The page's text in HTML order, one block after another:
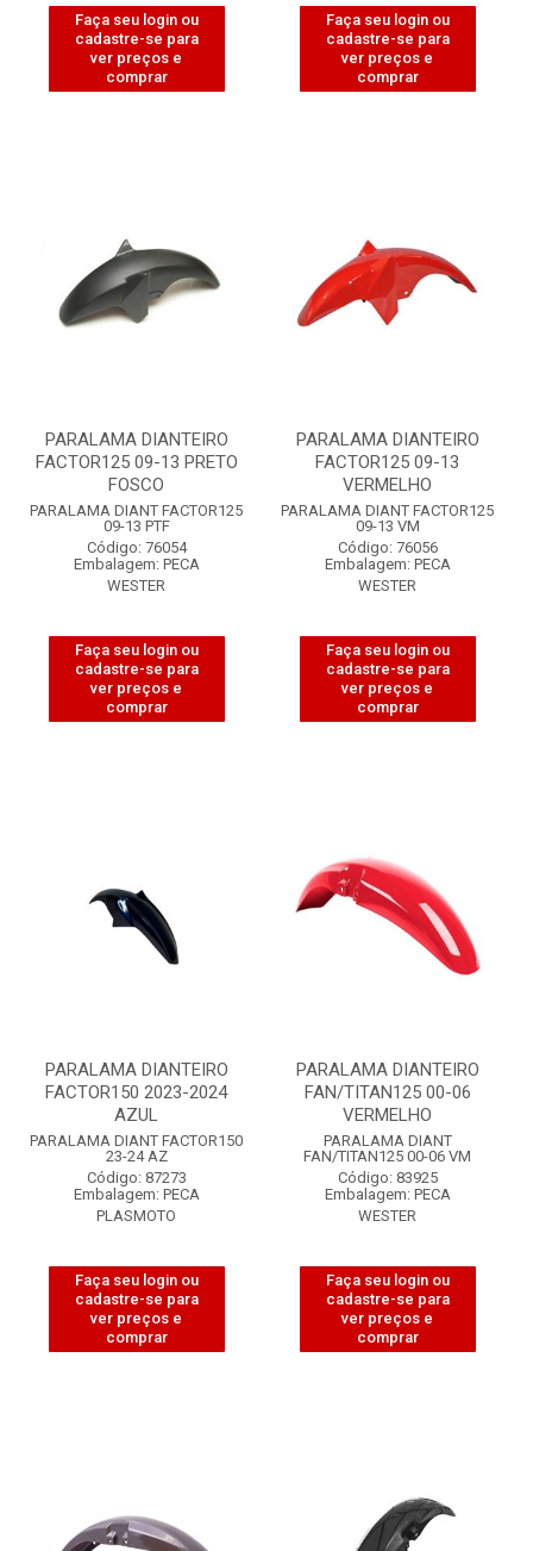
Faça seu login ou
cadastre-se para
ver preços e
comprar
Faça seu login ou
cadastre-se para
ver preços e
comprar
PARALAMA DIANTEIRO
FACTOR125 09-13 PRETO
FOSCO
PARALAMA DIANT FACTOR125
09-13 PTF
Código: 76054
Embalagem: PECA
WESTER
Faça seu login ou
cadastre-se para
ver preços e
comprar
PARALAMA DIANTEIRO
FACTOR125 09-13
VERMELHO
PARALAMA DIANT FACTOR125
09-13 VM
Código: 76056
Embalagem: PECA
WESTER
Faça seu login ou
cadastre-se para
ver preços e
comprar
PARALAMA DIANTEIRO
FACTOR150 2023-2024
AZUL
PARALAMA DIANT FACTOR150
23-24 AZ
Código: 87273
Embalagem: PECA
PLASMOTO
Faça seu login ou
cadastre-se para
ver preços e
comprar
PARALAMA DIANTEIRO
FAN/TITAN125 00-06
VERMELHO
PARALAMA DIANT
FAN/TITAN125 00-06 VM
Código: 83925
Embalagem: PECA
WESTER
Faça seu login ou
cadastre-se para
ver preços e
comprar